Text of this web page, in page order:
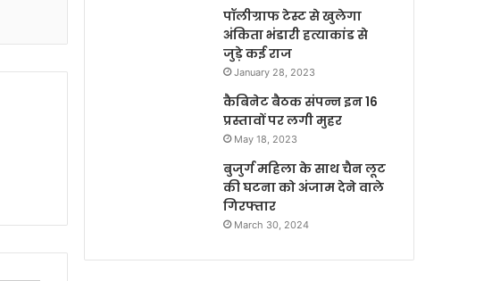
पॉलीग्राफ टेस्ट से खुलेगा
अंकिता भंडारी हत्याकांड से
जुड़े कई राज
January 28, 2023
कैबिनेट बैठक संपन्न इन 16
प्रस्तावों पर लगी मुहर
May 18, 2023
बुजुर्ग महिला के साथ चैन लूट
की घटना को अंजाम देने वाले
गिरफ्तार
March 30, 2024